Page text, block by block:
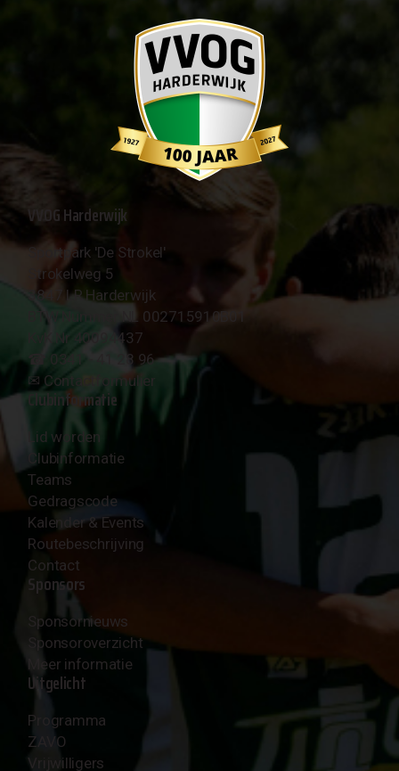
VVOG Harderwijk
Sportpark 'De Strokel'
Strokelweg 5
3847 LR Harderwijk
BTW Nummer NL 002715910B01
KvK Nr 40094437
☎︎ 0341 - 41 28 96
✉︎ Contactformulier
Clubinformatie
Lid worden
Clubinformatie
Teams
Gedragscode
Kalender & Events
Routebeschrijving
Contact
Sponsors
Sponsornieuws
Sponsoroverzicht
Meer informatie
Uitgelicht
Programma
ZAVO
Vrijwilligers